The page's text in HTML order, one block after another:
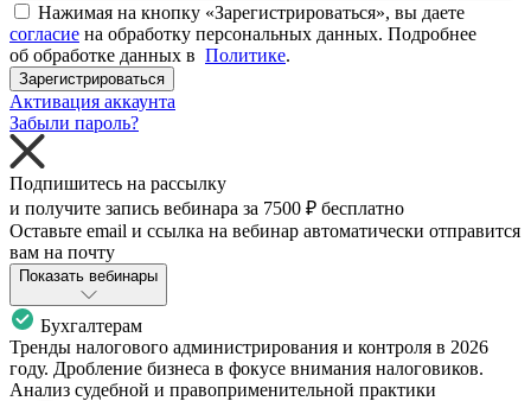
Нажимая на кнопку «Зарегистрироваться», вы даете
согласие на обработку персональных данных. Подробнее
об обработке данных в Политике.
Зарегистрироваться
Активация аккаунта
Забыли пароль?
Подпишитесь на рассылку
и получите запись вебинара за 7500 ₽ бесплатно
Оставьте email и ссылка на вебинар автоматически отправится
вам на почту
Показать вебинары
Бухгалтерам
Тренды налогового администрирования и контроля в 2026
году. Дробление бизнеса в фокусе внимания налоговиков.
Анализ судебной и правоприменительной практики